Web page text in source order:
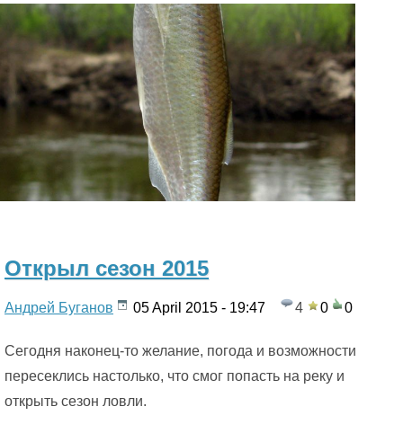
F
I
S
H
»
Открыл сезон 2015
Андрей Буганов 05 April 2015 - 19:47 4 0 0
Сегодня наконец-то желание, погода и возможности
пересеклись настолько, что смог попасть на реку и
открыть сезон ловли.